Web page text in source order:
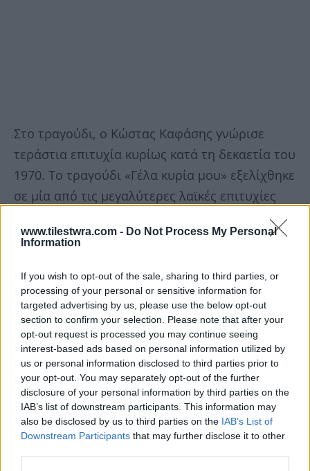
www.tilestwra.com - Do Not Process My Personal
Information
If you wish to opt-out of the sale, sharing to third parties, or
processing of your personal or sensitive information for
targeted advertising by us, please use the below opt-out
section to confirm your selection. Please note that after your
opt-out request is processed you may continue seeing
interest-based ads based on personal information utilized by
us or personal information disclosed to third parties prior to
your opt-out. You may separately opt-out of the further
disclosure of your personal information by third parties on the
IAB’s list of downstream participants. This information may
also be disclosed by us to third parties on the IAB’s List of
Downstream Participants that may further disclose it to other
Στο τραγούδι, ο Κώστας Καφάσης γνώρισε
τεράστια επιτυχία κυρίως κατά τη δεκαετία του
1970. Το τραγούδι «Γέλα κυρία μου» εξελίχθηκε
σε μία από τις μεγαλύτερες λαϊκές επιτυχίες
άρρηκτα συνδεδεμένο με το όνομά του.
δίπλα σε σπουδαία ονόματα του ελληνικού
λαϊκού πενταγράμμου, κερδίζοντας την
εκτίμηση συναδέλφων και κοινού. ￼
Δείτε το βίντεο: